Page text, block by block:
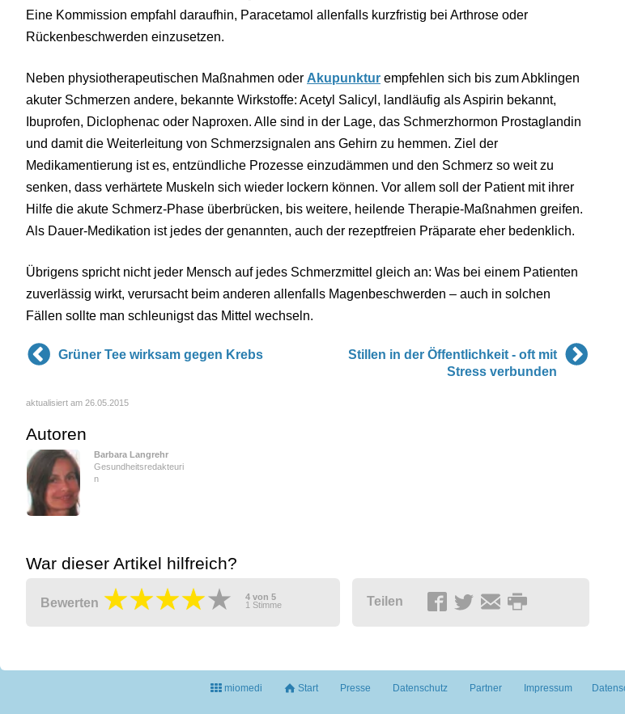
Eine Kommission empfahl daraufhin, Paracetamol allenfalls kurzfristig bei Arthrose oder
Rückenbeschwerden einzusetzen.
Neben physiotherapeutischen Maßnahmen oder Akupunktur empfehlen sich bis zum Abklingen
akuter Schmerzen andere, bekannte Wirkstoffe: Acetyl Salicyl, landläufig als Aspirin bekannt,
Ibuprofen, Diclophenac oder Naproxen. Alle sind in der Lage, das Schmerzhormon Prostaglandin
und damit die Weiterleitung von Schmerzsignalen ans Gehirn zu hemmen. Ziel der
Medikamentierung ist es, entzündliche Prozesse einzudämmen und den Schmerz so weit zu
senken, dass verhärtete Muskeln sich wieder lockern können. Vor allem soll der Patient mit ihrer
Hilfe die akute Schmerz-Phase überbrücken, bis weitere, heilende Therapie-Maßnahmen greifen.
Als Dauer-Medikation ist jedes der genannten, auch der rezeptfreien Präparate eher bedenklich.
Übrigens spricht nicht jeder Mensch auf jedes Schmerzmittel gleich an: Was bei einem Patienten
zuverlässig wirkt, verursacht beim anderen allenfalls Magenbeschwerden – auch in solchen
Fällen sollte man schleunigst das Mittel wechseln.
Grüner Tee wirksam gegen Krebs
Stillen in der Öffentlichkeit - oft mit
Stress verbunden
aktualisiert am 26.05.2015
Autoren
Barbara Langrehr
Gesundheitsredakteuri
n
War dieser Artikel hilfreich?
Bewerten 4 von 5
1 Stimme Teilen
miomedi Start Presse Datenschutz Partner Impressum